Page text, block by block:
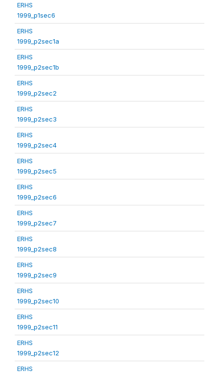
ERHS
1999_p1sec6
ERHS
1999_p2sec1a
ERHS
1999_p2sec1b
ERHS
1999_p2sec2
ERHS
1999_p2sec3
ERHS
1999_p2sec4
ERHS
1999_p2sec5
ERHS
1999_p2sec6
ERHS
1999_p2sec7
ERHS
1999_p2sec8
ERHS
1999_p2sec9
ERHS
1999_p2sec10
ERHS
1999_p2sec11
ERHS
1999_p2sec12
ERHS